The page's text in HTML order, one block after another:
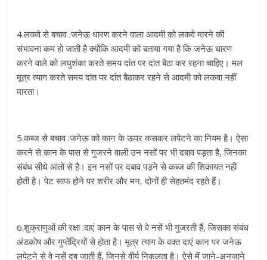
4.लकवे से बचाव :जनेऊ धारण करने वाला आदमी को लकवे मारने की
संभावना कम हो जाती है क्योंकि आदमी को बताया गया है कि जनेऊ धारण
करने वाले को लघुशंका करते समय दांत पर दांत बैठा कर रहना चाहिए। मल
मूत्र त्याग करते समय दांत पर दांत बैठाकर रहने से आदमी को लकवा नहीं
मारता।
5.कब्ज से बचाव :जनेऊ को कान के ऊपर कसकर लपेटने का नियम है। ऐसा
करने से कान के पास से गुजरने वाली उन नसों पर भी दबाव पड़ता है, जिनका
संबंध सीधे आंतों से है। इन नसों पर दबाव पड़ने से कब्ज की श‍िकायत नहीं
होती है। पेट साफ होने पर शरीर और मन, दोनों ही सेहतमंद रहते हैं।
6.शुक्राणुओं की रक्षा :दाएं कान के पास से वे नसें भी गुजरती हैं, जिसका संबंध
अंडकोष और गुप्तेंद्रियों से होता है। मूत्र त्याग के वक्त दाएं कान पर जनेऊ
लपेटने से वे नसें दब जाती हैं, जिनसे वीर्य निकलता है। ऐसे में जाने-अनजाने